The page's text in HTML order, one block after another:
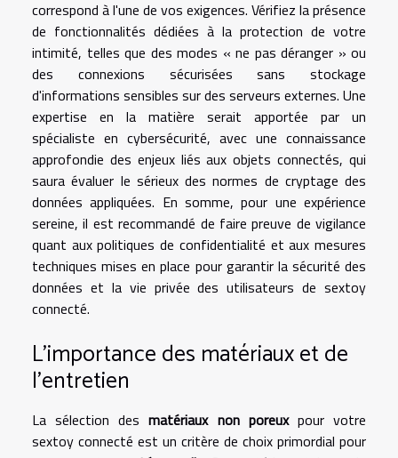
correspond à l'une de vos exigences. Vérifiez la présence
de fonctionnalités dédiées à la protection de votre
intimité, telles que des modes « ne pas déranger » ou
des connexions sécurisées sans stockage
d'informations sensibles sur des serveurs externes. Une
expertise en la matière serait apportée par un
spécialiste en cybersécurité, avec une connaissance
approfondie des enjeux liés aux objets connectés, qui
saura évaluer le sérieux des normes de cryptage des
données appliquées. En somme, pour une expérience
sereine, il est recommandé de faire preuve de vigilance
quant aux politiques de confidentialité et aux mesures
techniques mises en place pour garantir la sécurité des
données et la vie privée des utilisateurs de sextoy
connecté.
L’importance des matériaux et de
l’entretien
La sélection desmatériaux non poreuxpour votre
sextoy connecté est un critère de choix primordial pour